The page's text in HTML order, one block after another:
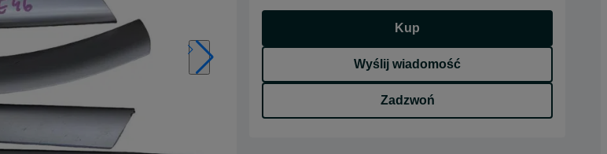
Kup
Wyślij wiadomość
Zadzwoń